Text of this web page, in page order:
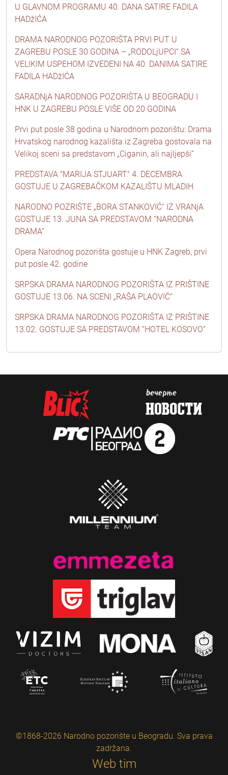
U GLAVNOM PROGRAMU 40. DANA SATIRE FADILA
HADžIĆA
DRAMA NARODNOG POZORIŠTA PRVI PUT U
ZAGREBU POSLE 30 GODINA – „RODOLjUPCI“ SA
VELIKIM USPEHOM IZVEDENI NA 40. DANIMA SATIRE
FADILA HADžIĆA
SARADNjA NARODNOG POZORIŠTA U BEOGRADU I
HNK U ZAGREBU POSLE VIŠE OD 20 GODINA
Prvi put posle 38 godina u Narodnom pozorištu: Drama
Hrvatskog narodnog kazališta iz Zagreba gostovala na
Velikoj sceni sa predstavom „Ciganin, ali najljepši“
PREDSTAVA "MARIJA STJUART" 4. DECEMBRA
GOSTUJE U ZAGREBAČKOM KAZALIŠTU MLADIH
NARODNO POZRIŠTE „BORA STANKOVIĆ“ IZ VRANjA
GOSTUJE 13. JUNA SA PREDSTAVOM “NARODNA
DRAMA”
Opera Narodnog pozorišta gostuje u HNK Zagreb, prvi
put posle 42. godine
SRPSKA DRAMA NARODNOG POZORIŠTA IZ PRIŠTINE
GOSTUJE 13.06. NA SCENI „RAŠA PLAOVIĆ“
SRPSKA DRAMA NARODNOG POZORIŠTA IZ PRIŠTINE
13.02. GOSTUJE SA PREDSTAVOM “HOTEL KOSOVO”
©1868-2026 Narodno pozorište u Beogradu. Sva prava
zadržana.
Web tim